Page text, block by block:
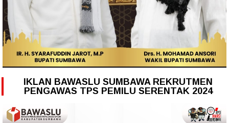
IKLAN BAWASLU SUMBAWA REKRUTMEN
PENGAWAS TPS PEMILU SERENTAK 2024